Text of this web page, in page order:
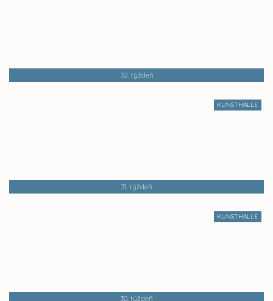
32. týždeň
KUNSTHALLE
31. týždeň
KUNSTHALLE
30. týždeň